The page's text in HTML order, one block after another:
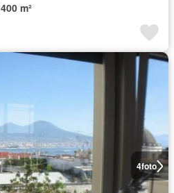
400 m²
4foto